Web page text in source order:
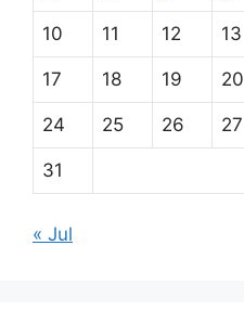
10 11 12 13
17 18 19 20
24 25 26 27
31
« Jul